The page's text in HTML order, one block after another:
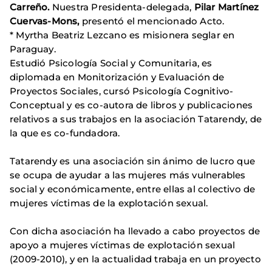
Carreño. Nuestra Presidenta-delegada, Pilar Martínez
Cuervas-Mons, presentó el mencionado Acto.
* Myrtha Beatriz Lezcano es misionera seglar en
Paraguay.
Estudió Psicología Social y Comunitaria, es
diplomada en Monitorización y Evaluación de
Proyectos Sociales, cursó Psicología Cognitivo-
Conceptual y es co-autora de libros y publicaciones
relativos a sus trabajos en la asociación Tatarendy, de
la que es co-fundadora.
Tatarendy es una asociación sin ánimo de lucro que
se ocupa de ayudar a las mujeres más vulnerables
social y económicamente, entre ellas al colectivo de
mujeres víctimas de la explotación sexual.
Con dicha asociación ha llevado a cabo proyectos de
apoyo a mujeres víctimas de explotación sexual
(2009-2010), y en la actualidad trabaja en un proyecto